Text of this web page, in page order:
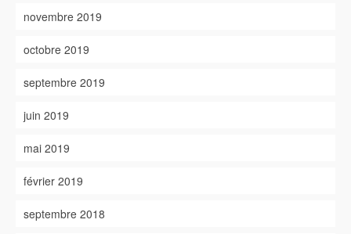
novembre 2019
octobre 2019
septembre 2019
juin 2019
mai 2019
février 2019
septembre 2018